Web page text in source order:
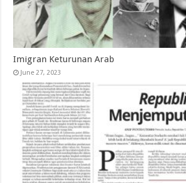
Imigran Keturunan Arab
June 27, 2023